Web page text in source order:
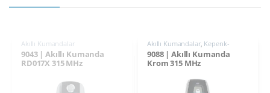
Akıllı Kumandalar
9043 | Akıllı Kumanda
RD017X 315 MHz
Akıllı Kumandalar, Kepenk-
Otomasyon
9088 | Akıllı Kumanda
Krom 315 MHz